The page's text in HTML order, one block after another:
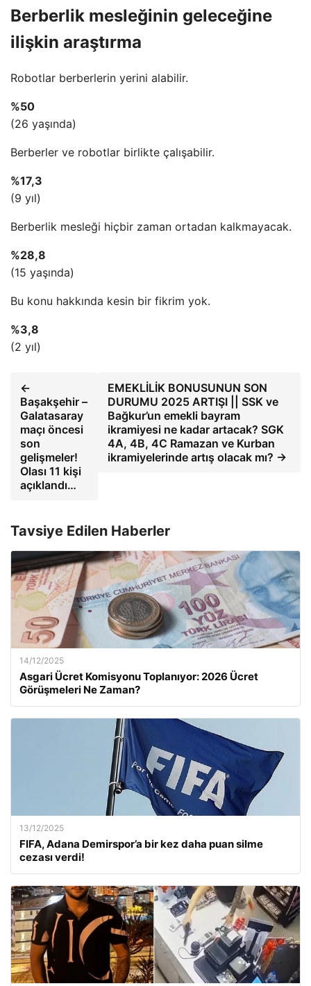
Berberlik mesleğinin geleceğine
ilişkin araştırma
Robotlar berberlerin yerini alabilir.
%50
(26 yaşında)
Berberler ve robotlar birlikte çalışabilir.
%17,3
(9 yıl)
Berberlik mesleği hiçbir zaman ortadan kalkmayacak.
%28,8
(15 yaşında)
Bu konu hakkında kesin bir fikrim yok.
%3,8
(2 yıl)
←
Başakşehir –
Galatasaray
maçı öncesi
son
gelişmeler!
Olası 11 kişi
açıklandı…
EMEKLİLİK BONUSUNUN SON
DURUMU 2025 ARTIŞI || SSK ve
Bağkur’un emekli bayram
ikramiyesi ne kadar artacak? SGK
4A, 4B, 4C Ramazan ve Kurban
ikramiyelerinde artış olacak mı? →
Tavsiye Edilen Haberler
14/12/2025
Asgari Ücret Komisyonu Toplanıyor: 2026 Ücret
Görüşmeleri Ne Zaman?
13/12/2025
FIFA, Adana Demirspor’a bir kez daha puan silme
cezası verdi!